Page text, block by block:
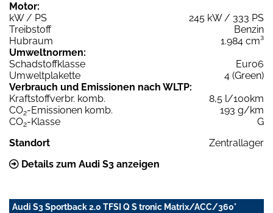
Motor:
kW / PS
245 kW / 333 PS
Treibstoff
Benzin
Hubraum
1.984 cm³
Umweltnormen:
Schadstoffklasse
Euro6
Umweltplakette
4 (Green)
Verbrauch und Emissionen nach WLTP:
Kraftstoffverbr. komb.
8,5 l/100km
CO2-Emissionen komb.
193 g/km
CO2-Klasse
G
Standort
Zentrallager
Details zum Audi S3 anzeigen
Audi S3 Sportback 2.0 TFSI Q S tronic Matrix/ACC/360°